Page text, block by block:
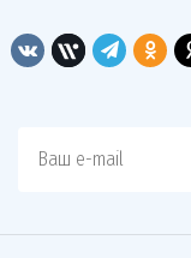
Ваш e-mail